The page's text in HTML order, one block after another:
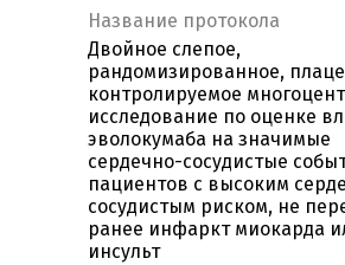
Название протокола
Двойное слепое,
рандомизированное,
контролируемое
исследование по оценке
эволокумаба на значимые
сердечно-сосудистые
пациентов с высоким
сосудистым риском, не
ранее инфаркт миокарда
инсульт